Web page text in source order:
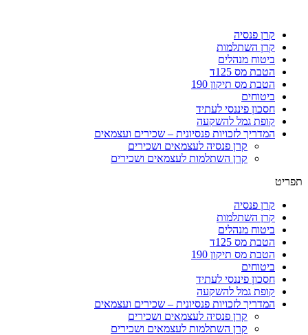
קרן פנסיה
קרן השתלמות
ביטוח מנהלים
הטבת מס 125ד
הטבת מס תיקון 190
ביטוחים
חסכון פיננסי לעתיד
קופת גמל להשקעה
המדריך לזכויות פנסיונית – שכירים ועצמאים
קרן פנסיה לעצמאים ושכירים
קרן השתלמות לעצמאים ושכירים
תפריט
קרן פנסיה
קרן השתלמות
ביטוח מנהלים
הטבת מס 125ד
הטבת מס תיקון 190
ביטוחים
חסכון פיננסי לעתיד
קופת גמל להשקעה
המדריך לזכויות פנסיונית – שכירים ועצמאים
קרן פנסיה לעצמאים ושכירים
קרן השתלמות לעצמאים ושכירים